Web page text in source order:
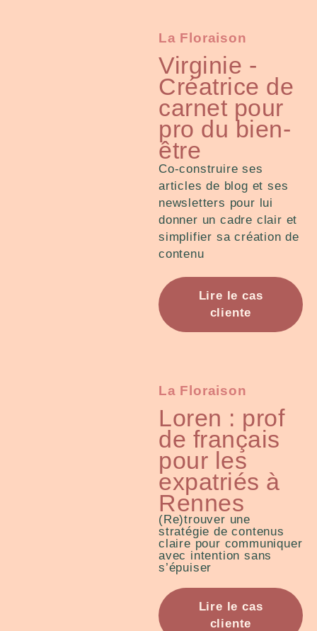
La Floraison
Virginie -
Créatrice de
carnet pour
pro du bien-
être
Co-construire ses
articles de blog et ses
newsletters pour lui
donner un cadre clair et
simplifier sa création de
contenu
Lire le cas
cliente
La Floraison
Loren : prof
de français
pour les
expatriés à
Rennes
(Re)trouver une
stratégie de contenus
claire pour communiquer
avec intention sans
s’épuiser
Lire le cas
cliente